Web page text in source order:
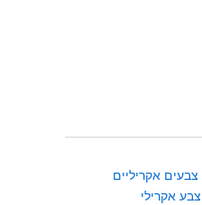
צבעים אקריליים
צבע אקרילי